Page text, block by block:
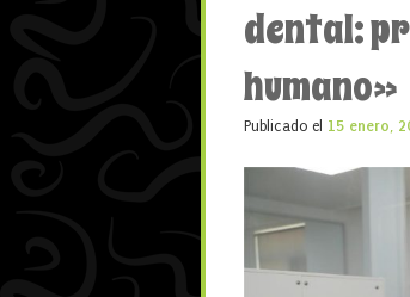
dental:
humano»
Publicado el 15 enero,